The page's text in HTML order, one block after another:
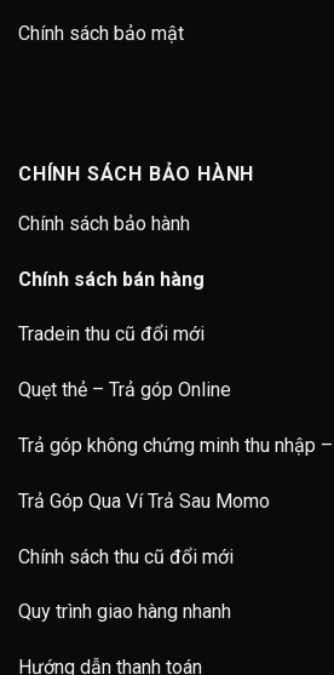
Chính sách bảo mật
CHÍNH SÁCH BẢO HÀNH
Chính sách bảo hành
Chính sách bán hàng
Tradein thu cũ đổi mới
Quẹt thẻ – Trả góp Online
Trả góp không chứng minh thu nhập
Trả Góp Qua Ví Trả Sau Momo
Chính sách thu cũ đổi mới
Quy trình giao hàng nhanh
Hướng dẫn thanh toán